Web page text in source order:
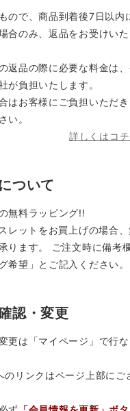
ので、商品到着後7日以内
合のみ、返品をお受けいた
返品の際に必要な料金は
が負担いたします。
はお客様にご負担いただき
い。
詳しくはコチ
ついて
無料ラッピング!!
レットをお買上げの場合、
ります。 ご注文時に備考
希望」とご記入ください。
認・変更
更は「マイページ」で行な
のリンクはページ上部にご